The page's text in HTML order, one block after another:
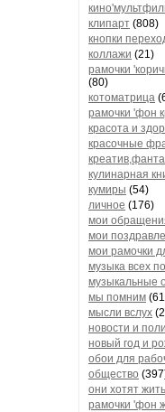
клипарт (808)
кнопки
коллажи (21)
рамочки
(80)
котоматрица
рамочки 'фон
красота и
красочные
кулинарная
кумиры (54)
личное (176)
мои
мои
мои рамочки
музыка всех
музыкальные
мы помним
мысли вслух
новости и
новый год и
обои для
общество
они хотят жить
рамочки 'фон